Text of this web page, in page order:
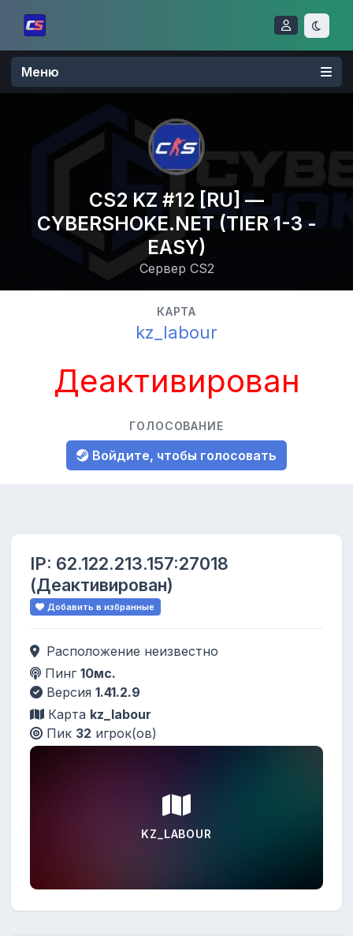
Меню
CS2 KZ #12 [RU] —
CYBERSHOKE.NET (TIER 1-3 -
EASY)
Сервер CS2
КАРТА
kz_labour
Деактивирован
ГОЛОСОВАНИЕ
Войдите, чтобы голосовать
IP: 62.122.213.157:27018
(Деактивирован)
Добавить в избранные
Расположение неизвестно
Пинг 10мс.
Версия 1.41.2.9
Карта kz_labour
Пик 32 игрок(ов)
KZ_LABOUR